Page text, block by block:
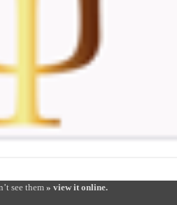
see them » view it online.